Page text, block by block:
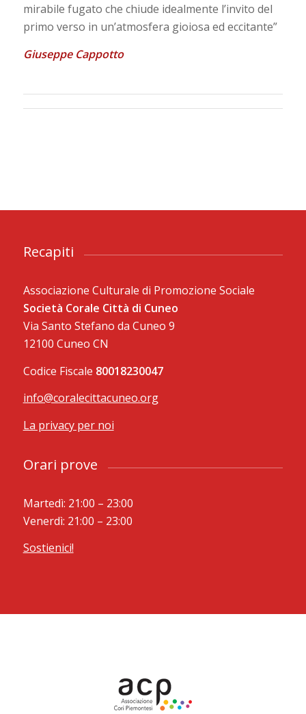
mirabile fugato che chiude idealmente l’invito del
primo verso in un’atmosfera gioiosa ed eccitante”
Giuseppe Cappotto
Recapiti
Associazione Culturale di Promozione Sociale
Società Corale Città di Cuneo
Via Santo Stefano da Cuneo 9
12100 Cuneo CN
Codice Fiscale 80018230047
info@coralecittacuneo.org
La privacy per noi
Orari prove
Martedì: 21:00 – 23:00
Venerdì: 21:00 – 23:00
Sostienici!